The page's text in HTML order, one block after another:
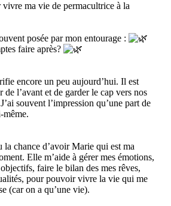
vivre ma vie de permacultrice à la
posée par mon entourage :
faire après?
encore un peu aujourd’hui. Il est
l’avant et de garder le cap vers nos
souvent l’impression qu’une part de
même.
la chance d’avoir Marie qui est ma
Elle m’aide à gérer mes émotions,
faire le bilan des mes rêves,
pour pouvoir vivre la vie qui me
(car on a qu’une vie).